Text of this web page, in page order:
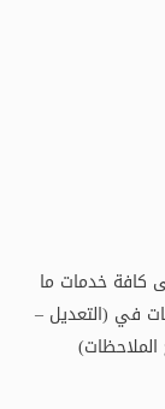
كافة خدمات ما
في (التعديل –